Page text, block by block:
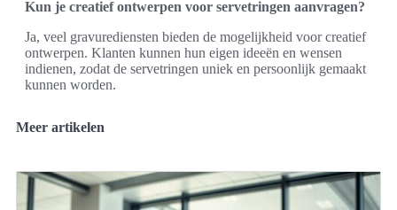
Kun je creatief ontwerpen voor servetringen aanvragen?
Ja, veel gravurediensten bieden de mogelijkheid voor creatief
ontwerpen. Klanten kunnen hun eigen ideeën en wensen
indienen, zodat de servetringen uniek en persoonlijk gemaakt
kunnen worden.
Meer artikelen